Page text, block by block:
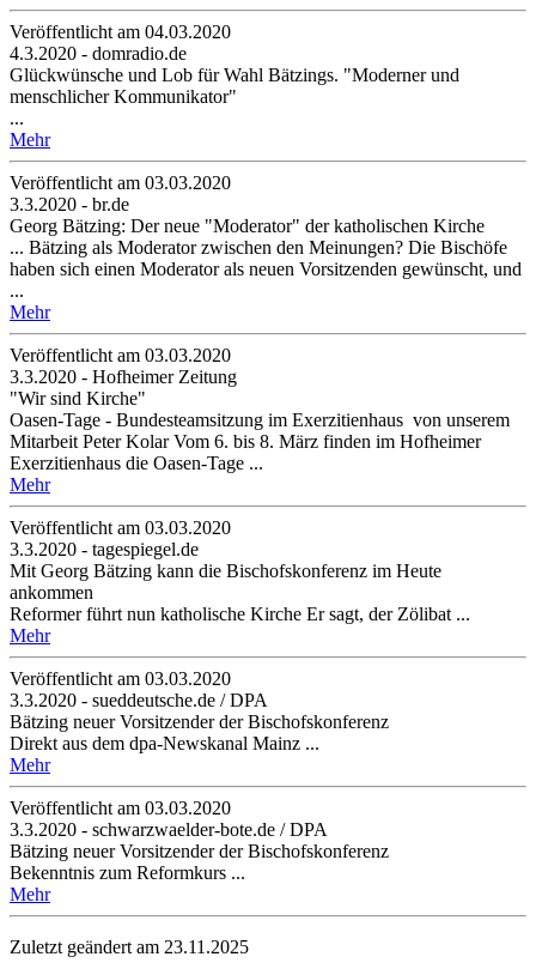
Veröffentlicht am 04­.03.2020
4.3.2020 - domradio.de
Glückwünsche und Lob für Wahl Bätzings. "Moderner und
menschlicher Kommunikator"
...
Mehr
Veröffentlicht am 03­.03.2020
3.3.2020 - br.de
Georg Bätzing: Der neue "Moderator" der katholischen Kirche
... Bätzing als Moderator zwischen den Meinungen? Die Bischöfe
haben sich einen Moderator als neuen Vorsitzenden gewünscht, und
...
Mehr
Veröffentlicht am 03­.03.2020
3.3.2020 - Hofheimer Zeitung
"Wir sind Kirche"
Oasen-Tage - Bundesteamsitzung im Exerzitienhaus von unserem
Mitarbeit Peter Kolar Vom 6. bis 8. März finden im Hofheimer
Exerzitienhaus die Oasen-Tage ...
Mehr
Veröffentlicht am 03­.03.2020
3.3.2020 - tagespiegel.de
Mit Georg Bätzing kann die Bischofskonferenz im Heute
ankommen
Reformer führt nun katholische Kirche Er sagt, der Zölibat ...
Mehr
Veröffentlicht am 03­.03.2020
3.3.2020 - sueddeutsche.de / DPA
Bätzing neuer Vorsitzender der Bischofskonferenz
Direkt aus dem dpa-Newskanal Mainz ...
Mehr
Veröffentlicht am 03­.03.2020
3.3.2020 - schwarzwaelder-bote.de / DPA
Bätzing neuer Vorsitzender der Bischofskonferenz
Bekenntnis zum Reformkurs ...
Mehr
Zuletzt geändert am 23­.11.2025